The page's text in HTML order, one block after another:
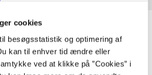
cookies
besøgsstatistik og optimering af
kan til enhver tid ændre eller
ved at klikke på ”Cookies” i